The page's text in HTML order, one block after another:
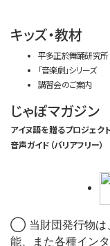
キッズ・教材
平多正於舞踊研究所
「音楽劇」シリーズ
講習会のご案内
じゃぽマガジン
アイヌ語を贈るプロジェク
音声ガイド（バリアフリー）
◯ 当財団発行物は
能、また各種イン